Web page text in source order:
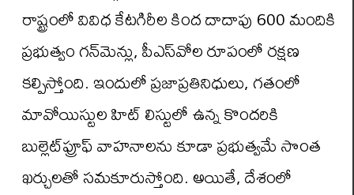
రాష్ట్రంలో వివిధ కేటగిరీల కింద దాదాపు 600 మందికి
ప్రభుత్వం గన్‌మెన్లు, పీఎస్‌వోల రూపంలో రక్షణ
కల్పిస్తోంది. ఇందులో ప్రజాప్రతినిధులు, గతంలో
మావోయిస్టుల హిట్ లిస్టులో ఉన్న కొందరికి
బుల్లెట్‌ప్రూఫ్‌ వాహనాలను కూడా ప్రభుత్వమే సొంత
ఖర్చులతో సమకూరుస్తోంది. అయితే, దేశంలో